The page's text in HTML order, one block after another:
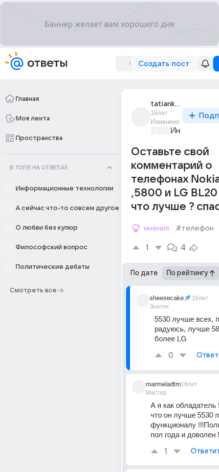
Создать пост
Главная
Моя лента
Пространства
В ТОПЕ НА ОТВЕТАХ
Информационные технологии
А сейчас что-то совсем другое
О любви без купюр
Философский вопрос
Политические дебаты
Смотреть все
tatianka_1546
16лет
Изменено
Оставьте свой
комментарий о
телефонах
,5800 и LG
что лучше ?
мнения #телефон
1 4
По дате По рейтингу
sheesecake
Знаток
16лет
5530 лучше всех,
радуюсь, лучше
более LG
0
marmeladtm
Мастер
16лет
А я как обладатель
что он лучше 5530
функционалу
пол года и доволен
1